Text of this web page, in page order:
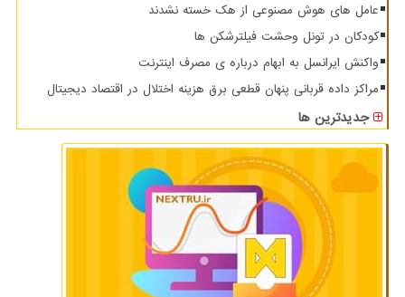
عامل های هوش مصنوعی از هک خسته نشدند
کودکان در تونل وحشت فیلترشکن ها
واکنش ایرانسل به ابهام درباره ی مصرف اینترنت
مراکز داده قربانی پنهان قطعی برق هزینه اختلال در اقتصاد دیجیتال
جدیدترین ها